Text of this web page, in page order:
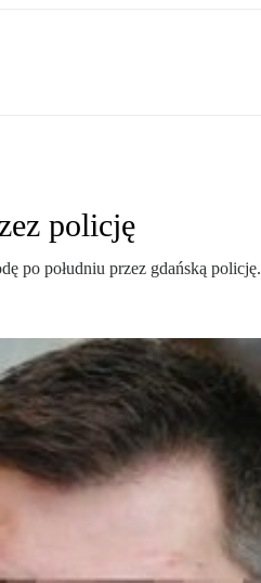
policję
po południu przez gdańską policję.